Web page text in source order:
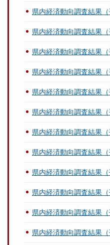
県内経済動向調査結果（
県内経済動向調査結果（
県内経済動向調査結果（
県内経済動向調査結果（
県内経済動向調査結果（
県内経済動向調査結果（
県内経済動向調査結果（
県内経済動向調査結果（
県内経済動向調査結果（
県内経済動向調査結果（
県内経済動向調査結果（
県内経済動向調査結果（